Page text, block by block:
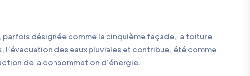
désignée comme la cinquième façade, la toiture
des eaux pluviales et contribue, été comme
de la consommation d’énergie.